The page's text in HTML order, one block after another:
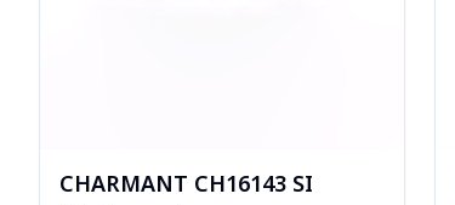
CHARMANT CH16143 SI